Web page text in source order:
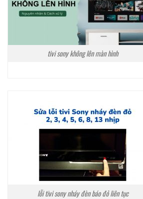
tivi sony không lên màn hình
lỗi tivi sony nháy đèn báo đỏ liên tục